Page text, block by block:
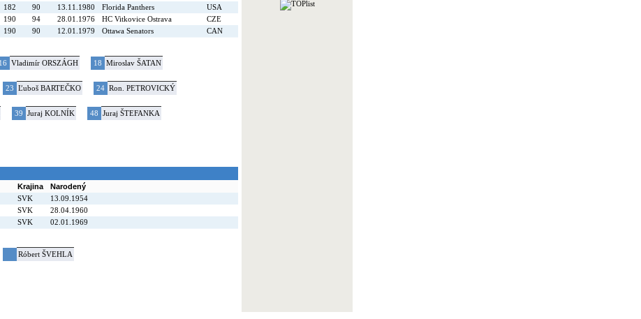
182 90 13.11.1980 Florida Panthers
USA
190 94 28.01.1976 HC Vitkovice Ostrava
CZE
190 90 12.01.1979 Ottawa Senators CAN
16 Vladimír ORSZÁGH 18 Miroslav ŠATAN
23 Ľuboš BARTEČKO 24 Ron. PETROVICKÝ
39 Juraj KOLNÍK 48 Juraj ŠTEFANKA
Krajina
Narodený
SVK
13.09.1954
SVK
28.04.1960
SVK 02.01.1969
Róbert ŠVEHLA